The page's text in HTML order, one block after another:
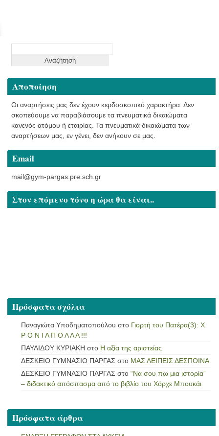
Αποποίηση
Οι αναρτήσεις μας δεν έχουν κερδοσκοπικό χαρακτήρα. Δεν
σκοπεύουμε να παραβιάσουμε τα πνευματικά δικαιώματα
κανενός ατόμου ή εταιρίας. Τα πνευματικά δικαιώματα των
αναρτήσεων μας, εν γένει, δεν ανήκουν σε μας.
Email
mail@gym-pargas.pre.sch.gr
Στον επόμενο τόνο η ώρα θα είναι..
Πρόσφατα σχόλια
Παναγιώτα Υποδηματοπούλου στο Γιορτή του Πατέρα(3): Χ
Ρ Ο Ν Ι Α Π Ο Λ Λ Α !!!
ΠΑΥΛΙΔΟΥ ΚΥΡΙΑΚΗ στο Η αξία της αριστείας
ΔΕΣΚΕΙΟ ΓΥΜΝΑΣΙΟ ΠΑΡΓΑΣ στο ΜΑΣ ΛΕΙΠΕΙΣ ΔΕΣΠΟΙΝΑ
ΔΕΣΚΕΙΟ ΓΥΜΝΑΣΙΟ ΠΑΡΓΑΣ στο “Να σου πω μια ιστορία”
– διδακτικό απόσπασμα από το βιβλίο του Χόρχε Μπουκάι
Πρόσφατα άρθρα